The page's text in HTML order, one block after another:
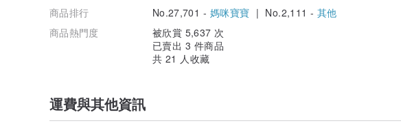
商品排行
No.27,701 - 媽咪寶寶 | No.2,111 -其他
商品熱門度
被欣賞 5,637 次
已賣出 3 件商品
共 21 人收藏
運費與其他資訊